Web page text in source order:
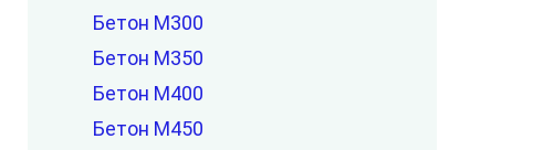
Бетон М300
Бетон М350
Бетон М400
Бетон М450